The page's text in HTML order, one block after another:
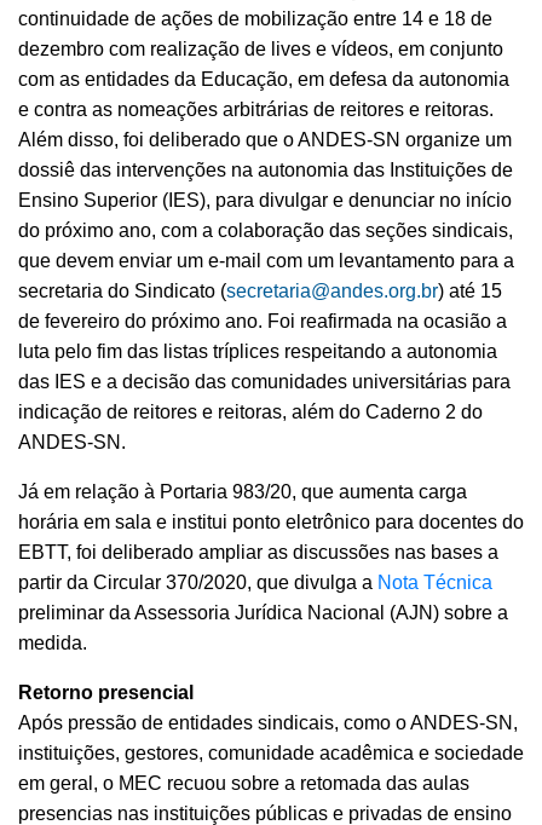
continuidade de ações de mobilização entre 14 e 18 de
dezembro com realização de lives e vídeos, em conjunto
com as entidades da Educação, em defesa da autonomia
e contra as nomeações arbitrárias de reitores e reitoras.
Além disso, foi deliberado que o ANDES-SN organize um
dossiê das intervenções na autonomia das Instituições de
Ensino Superior (IES), para divulgar e denunciar no início
do próximo ano, com a colaboração das seções sindicais,
que devem enviar um e-mail com um levantamento para a
secretaria do Sindicato (secretaria@andes.org.br) até 15
de fevereiro do próximo ano. Foi reafirmada na ocasião a
luta pelo fim das listas tríplices respeitando a autonomia
das IES e a decisão das comunidades universitárias para
indicação de reitores e reitoras, além do Caderno 2 do
ANDES-SN.
Já em relação à Portaria 983/20, que aumenta carga
horária em sala e institui ponto eletrônico para docentes do
EBTT, foi deliberado ampliar as discussões nas bases a
partir da Circular 370/2020, que divulga a Nota Técnica
preliminar da Assessoria Jurídica Nacional (AJN) sobre a
medida.
Retorno presencial
Após pressão de entidades sindicais, como o ANDES-SN,
instituições, gestores, comunidade acadêmica e sociedade
em geral, o MEC recuou sobre a retomada das aulas
presencias nas instituições públicas e privadas de ensino